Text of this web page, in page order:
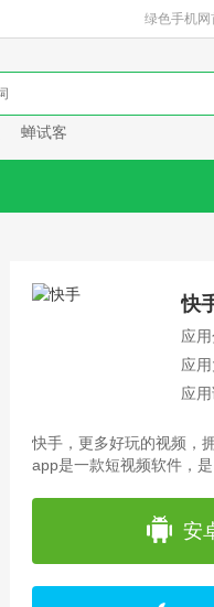
绿色手机网
蝉试客
快
应
应
应
快手，更多好玩的视频，
app是一款短视频软件，
安